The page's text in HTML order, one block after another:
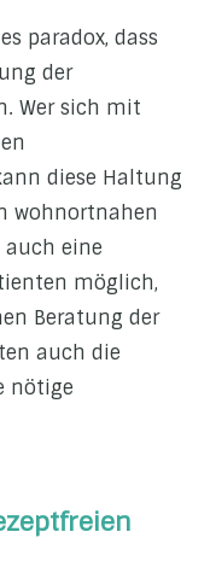
paradox, dass
der
Wer sich mit
diese Haltung
wohnortnahen
eine
möglich,
Beratung der
auch die
nötige